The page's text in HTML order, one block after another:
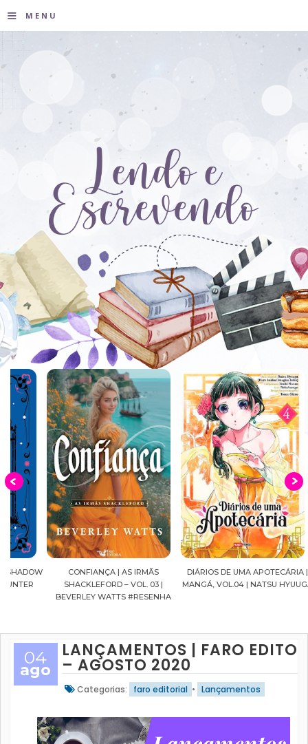
≡ MENU
CONFIANÇA | AS IRMÃS
SHACKLEFORD – VOL. 03 |
BEVERLEY WATTS #RESENHA
DIÁRIOS DE UMA APOTECÁRIA |
MANGÁ, VOL.04 | NATSU HYUUGA
04
ago
LANÇAMENTOS | FARO
– AGOSTO 2020
Categorias: faro editorial • Lançamentos